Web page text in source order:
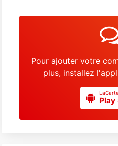
Pour ajouter votre
plus, installez
Play